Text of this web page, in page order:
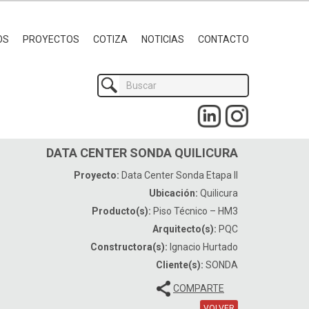
PROYECTOS COTIZA NOTICIAS CONTACTO
DATA CENTER SONDA QUILICURA
Proyecto: Data Center Sonda Etapa II
Ubicación: Quilicura
Producto(s): Piso Técnico – HM3
Arquitecto(s): PQC
Constructora(s): Ignacio Hurtado
Cliente(s): SONDA
COMPARTE